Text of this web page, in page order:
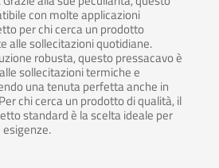
con molte applicazioni
per chi cerca un prodotto
alle sollecitazioni quotidiane.
robusta, questo pressacavo è
sollecitazioni termiche e
una tenuta perfetta anche in
chi cerca un prodotto di qualità, il
standard è la scelta ideale per